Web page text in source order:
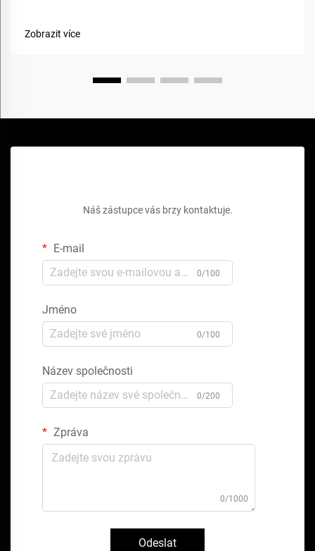
Zobrazit více
Náš zástupce vás brzy kontaktuje.
E-mail
0/100
Jméno
0/100
Název společnosti
0/200
Zpráva
0/1000
Odeslat